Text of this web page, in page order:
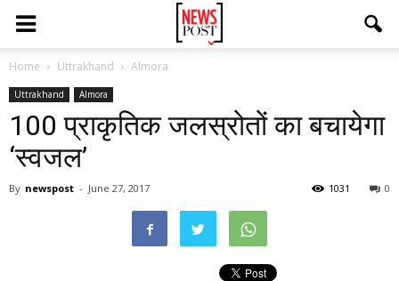
Home Uttrakhand Almora
Uttrakhand Almora
100 प्राकृतिक जलस्रोतों का बचायेगा
‘स्वजल’
By newspost - June 27, 2017 0
1031